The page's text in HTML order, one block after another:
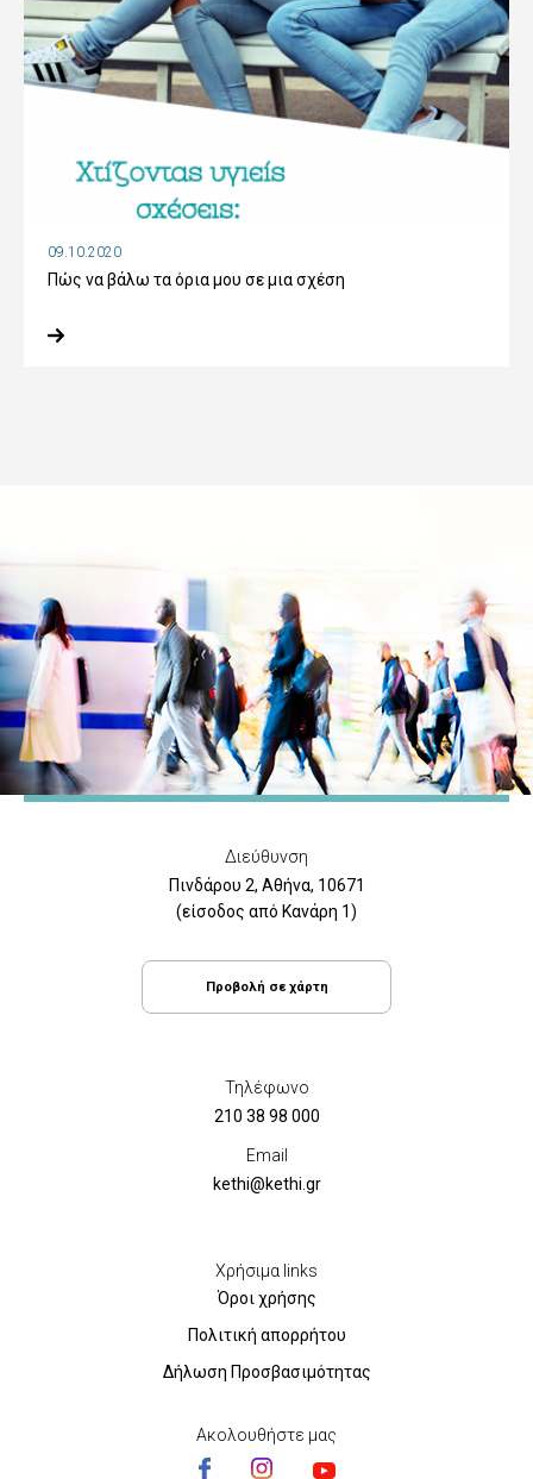
09.10.2020
Πώς να βάλω τα όρια μου σε μια σχέση
Διεύθυνση
Πινδάρου 2, Αθήνα, 10671
(είσοδος από Κανάρη 1)
Προβολή σε χάρτη
Τηλέφωνο
210 38 98 000
Email
kethi@kethi.gr
Χρήσιμα links
Όροι χρήσης
Πολιτική απορρήτου
Δήλωση Προσβασιμότητας
Ακολουθήστε μας